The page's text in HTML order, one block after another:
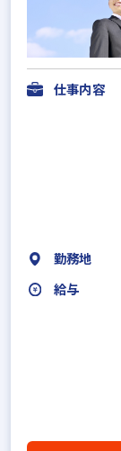
仕事内容
勤務地
給与